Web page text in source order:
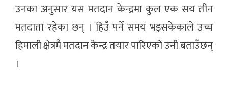
उनका अनुसार यस मतदान केन्द्रमा कुल एक सय तीन
मतदाता रहेका छन् । हिउँ पर्ने समय भइसकेकाले उच्च
हिमाली क्षेत्रमै मतदान केन्द्र तयार पारिएको उनी बताउँछन्
।